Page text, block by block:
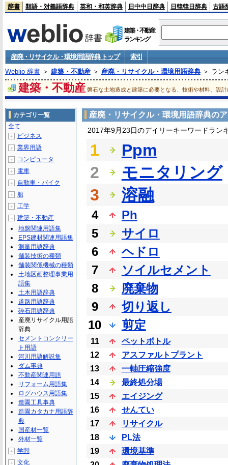
辞書 類語・対義語辞典 英和・和英辞典 日中中日辞典 日韓韓日辞典 古語
建築・不動産
ランキング
産廃・リサイクル・環境用語辞典 トップ
索引
Weblio 辞書＞ 建築・不動産＞ 産廃・リサイクル・環境用語辞典＞ ラン
建築・不動産 磐石な土地造成と建築に必要となる、技術や材料、設
産廃・リサイクル・環境用語辞典の
2017年9月23日のデイリーキーワードラン
1
Ppm
2
モニタリング
3
溶融
4
Ph
5
サイロ
6
ヘドロ
7
ソイルセメント
8
廃棄物
9
切り返し
10
剪定
11
ペットボトル
12
アスファルトプラント
13
一軸圧縮強度
14
最終処分場
15
エイジング
16
せんてい
17
リサイクル
18
PL法
19
環境基準
カテゴリ一覧
全て
＋ ビジネス
＋ 業界用語
＋ コンピュータ
＋ 電車
＋ 自動車・バイク
＋ 船
＋ 工学
－
建築・不動産
地盤関連用語集
EPS建材関連用語集
測量用語辞典
舗装技術の種類
舗装関係機械の種類
土地区画整理事業用
語集
土木用語辞典
道路用語辞典
砕石用語辞典
産廃リサイクル用語
辞典
セメントコンクリー
ト用語
河川用語解説集
ダム事典
不動産関連用語
リフォーム用語集
ログハウス用語集
造園工具事典
造園カタカナ用語辞
典
国産材一覧
外材一覧
＋ 学問
＋ 文化